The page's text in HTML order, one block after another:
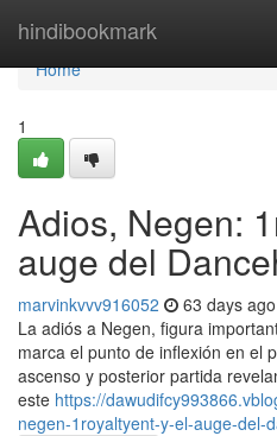
hindibookmark
Home
Home
1
Adios, Negen:
auge del
marvinkvvv916052 63 days ago
La adiós a Negen, figura
marca el punto de inflexión en el
ascenso y posterior partida
este https://
negen-1royaltyent-y-el-auge-del-